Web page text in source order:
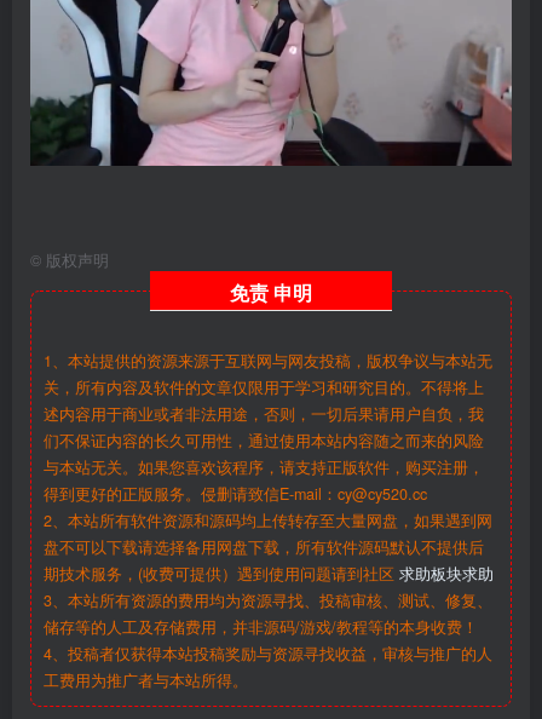
© 版权声明
免责 申明
1、本站提供的资源来源于互联网与网友投稿，版权争议与本站无
关，所有内容及软件的文章仅限用于学习和研究目的。不得将上
述内容用于商业或者非法用途，否则，一切后果请用户自负，我
们不保证内容的长久可用性，通过使用本站内容随之而来的风险
与本站无关。如果您喜欢该程序，请支持正版软件，购买注册，
得到更好的正版服务。侵删请致信E-mail：cy@cy520.cc
2、本站所有软件资源和源码均上传转存至大量网盘，如果遇到网
盘不可以下载请选择备用网盘下载，所有软件源码默认不提供后
期技术服务，(收费可提供）遇到使用问题请到社区 求助板块求助
3、本站所有资源的费用均为资源寻找、投稿审核、测试、修复、
储存等的人工及存储费用，并非源码/游戏/教程等的本身收费！
4、投稿者仅获得本站投稿奖励与资源寻找收益，审核与推广的人
工费用为推广者与本站所得。